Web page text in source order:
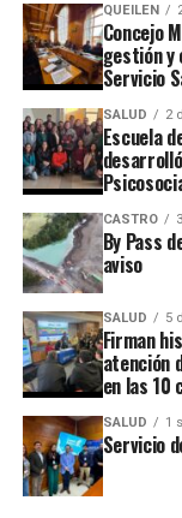
QUEILEN
Concejo
gestión y
Servicio
SALUD 2
Escuela
CASTRO
By Pass
aviso
SALUD 5
Firman
atención
en las 10
SALUD 1
Servicio